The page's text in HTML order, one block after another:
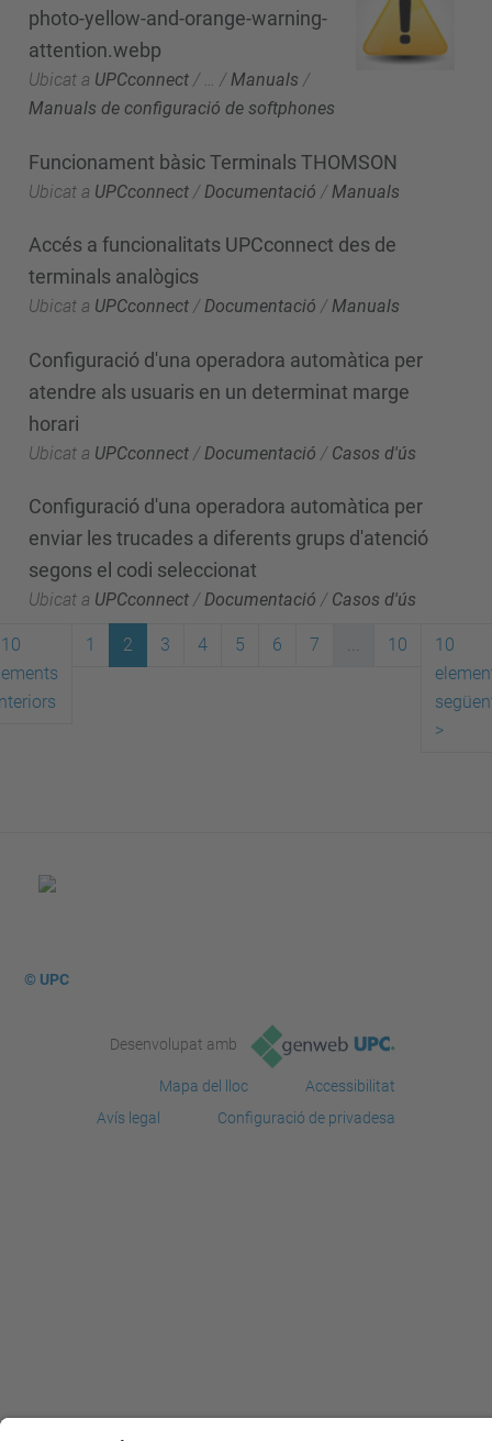
photo-yellow-and-orange-warning-
attention.webp
Ubicat a UPCconnect / … /Manuals /
Manuals de configuració de softphones
Funcionament bàsic Terminals THOMSON
Ubicat a UPCconnect / Documentació / Manuals
Accés a funcionalitats UPCconnect des de
terminals analògics
Ubicat a UPCconnect /Documentació /Manuals
Configuració d'una operadora automàtica per
atendre als usuaris en un determinat marge
horari
Ubicat a UPCconnect / Documentació / Casos d'ús
Configuració d'una operadora automàtica per
enviar les trucades a diferents grups d'atenció
segons el codi seleccionat
Ubicat a UPCconnect /Documentació / Casos d'ús
10
1 2 3 4 5 6 7 ... 10
10
>
© UPC
Desenvolupat amb
Mapa del lloc
Accessibilitat
Avís legal
Configuració de privadesa